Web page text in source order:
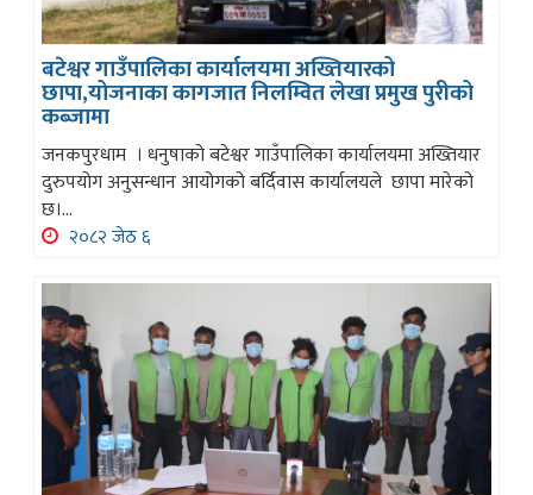
बटेश्वर गाउँपालिका कार्यालयमा अख्तियारको
छापा,योजनाका कागजात निलम्वित लेखा प्रमुख पुरीको
कब्जामा
जनकपुरधाम । धनुषाको बटेश्वर गाउँपालिका कार्यालयमा अख्तियार
दुरुपयोग अनुसन्धान आयोगको बर्दिवास कार्यालयले छापा मारेको
छ।...
२०८२ जेठ ६